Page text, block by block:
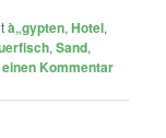
à„gypten,Hotel,
,Sand,
Kommentar